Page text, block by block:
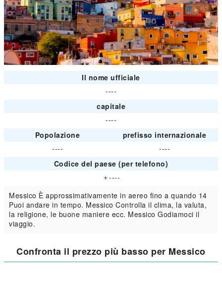
Il nome ufficiale
----
capitale
----
Popolazione
prefisso internazionale
----
----
Codice del paese (per telefono)
＋----
Messico È approssimativamente in aereo fino a quando 14
Puoi andare in tempo. Messico Controlla il clima, la valuta,
la religione, le buone maniere ecc. Messico Godiamoci il
viaggio.
Confronta il prezzo più basso per Messico